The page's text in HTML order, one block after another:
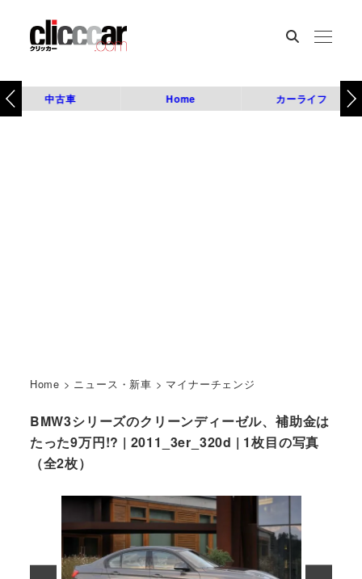
中古車 Home カーライフ
Home > ニュース・新車 > マイナーチェンジ
BMW3シリーズのクリーンディーゼル、補助金は
たった9万円!? | 2011_3er_320d | 1枚目の写真
（全2枚）